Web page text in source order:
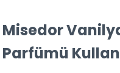
Misedor
Parfümü